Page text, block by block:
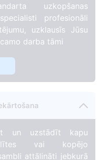
uzkopšanas
profesionāli
uzklausīs Jūsu
darba tāmi
un uzstādīt kapu
vai kopējo
attālināti jebkurā